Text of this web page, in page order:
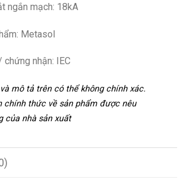
ngắn mạch: 18kA
Metasol
chứng nhận: IEC
mô tả trên có thể không chính xác.
chính thức về sản phẩm được nêu
của nhà sản xuất